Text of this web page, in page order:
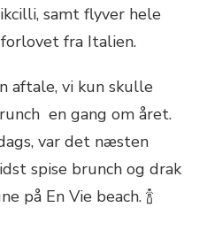
samt flyver hele
fra Italien.
aftale, vi kun skulle
en gang om året.
var det næsten
spise brunch og drak
på En Vie beach. 🍾